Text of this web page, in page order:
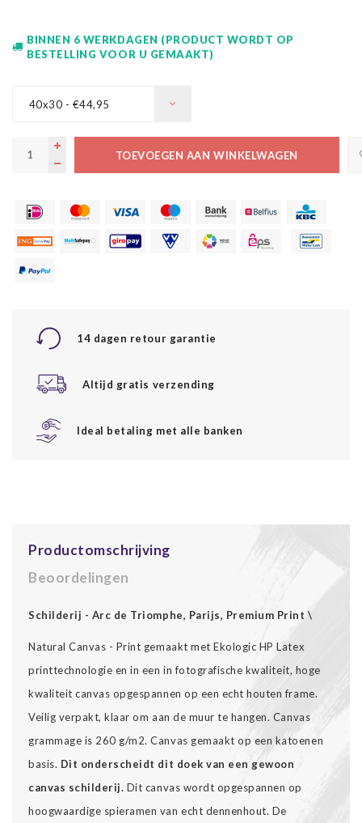
BINNEN 6 WERKDAGEN (PRODUCT WORDT OP
BESTELLING VOOR U GEMAAKT)
40x30 - €44,95
TOEVOEGEN AAN WINKELWAGEN
14 dagen retour garantie
Altijd gratis verzending
Ideal betaling met alle banken
Productomschrijving
Beoordelingen
Schilderij - Arc de Triomphe, Parijs, Premium Print \
Natural Canvas - Print gemaakt met Ekologic HP Latex
printtechnologie en in een in fotografische kwaliteit, hoge
kwaliteit canvas opgespannen op een echt houten frame.
Veilig verpakt, klaar om aan de muur te hangen. Canvas
grammage is 260 g/m2. Canvas gemaakt op een katoenen
basis. Dit onderscheidt dit doek van een gewoon
canvas schilderij. Dit canvas wordt opgespannen op
hoogwaardige spieramen van echt dennenhout. De